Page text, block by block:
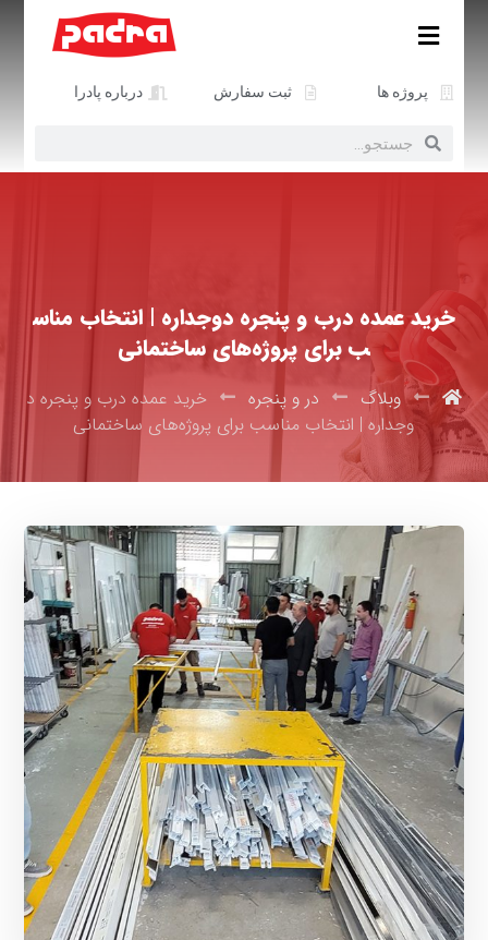
پروژه ها ثبت سفارش درباره پادرا
خرید عمده درب و پنجره دوجداره | انتخاب مناس
ب برای پروژه‌های ساختمانی
وبلاگ در و پنجره
خرید عمده درب و پنجره د
وجداره | انتخاب مناسب برای پروژه‌های ساختمانی